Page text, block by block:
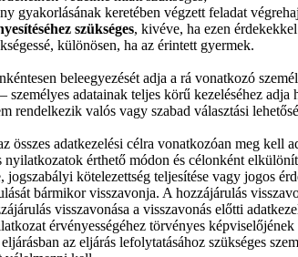
gyakorlásának keretében végzett feladat
szükséges, kivéve, ha ezen
különösen, ha az érintett gyermek.
beleegyezését adja a rá vonatkozó
adatainak teljes körű kezeléséhez adja
rendelkezik valós vagy szabad választási
összes adatkezelési célra vonatkozóan meg
érthető módon és célonként
kötelezettség teljesítése vagy jogos
bármikor visszavonja. A hozzájárulás
visszavonása a visszavonás előtti
érvényességéhez törvényes
az eljárás lefolytatásához szükséges